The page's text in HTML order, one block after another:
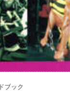
ブック